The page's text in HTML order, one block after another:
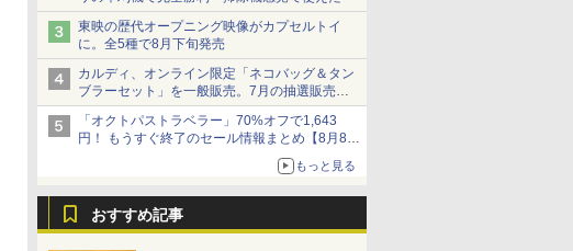
東映の歴代オープニング映像がカプセルトイ
に。全5種で8月下旬発売
カルディ、オンライン限定「ネコバッグ＆タン
ブラーセット」を一般販売。7月の抽選販売の
当選無効分
「オクトパストラベラー」70%オフで1,643
円！ もうすぐ終了のセール情報まとめ【8月8日
ニンテンドーeショップでは「大神 絶景版」が
もっと見る
おすすめ記事